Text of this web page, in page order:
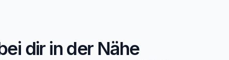
dir in der Nähe